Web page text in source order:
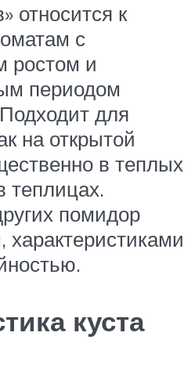
относится к
с
ростом и
периодом
для
на открытой
в теплых
теплицах.
помидор
куста